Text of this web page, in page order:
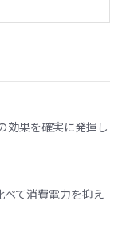
効果を確実に発揮し
て消費電力を抑え